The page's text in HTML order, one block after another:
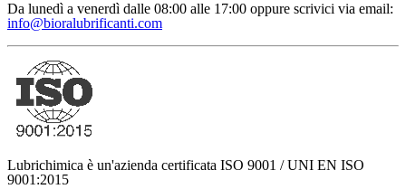
Da lunedì a venerdì dalle 08:00 alle 17:00 oppure scrivici via email:
info@bioralubrificanti.com
Lubrichimica è un'azienda certificata ISO 9001 / UNI EN ISO
9001:2015